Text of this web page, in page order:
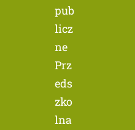
pub
licz
ne
Prz
eds
zko
lna